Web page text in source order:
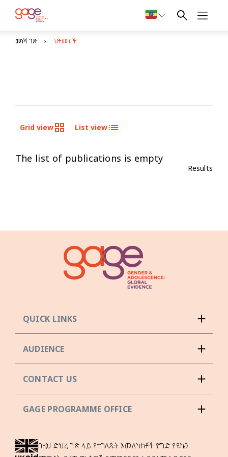
መነሻ ገጽ ህትመቶች
Grid view List view
The list of publications is empty
Results
QUICK LINKS
AUDIENCE
CONTACT US
GAGE PROGRAMME OFFICE
በዚህ ድህረ ገጽ ላይ የተገለጹት አመለካከቶች የግድ የዩኬን